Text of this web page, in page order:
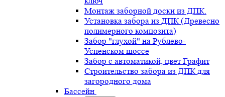
Монтаж заборной доски из ДПК.
Установка забора из ДПК (Древесно
полимерного композита)
Забор "глухой" на Рублево-
Успенском шоссе
Забор с автоматикой, цвет Графит
Строительство забора из ДПК для
загородного дома
Бассейн